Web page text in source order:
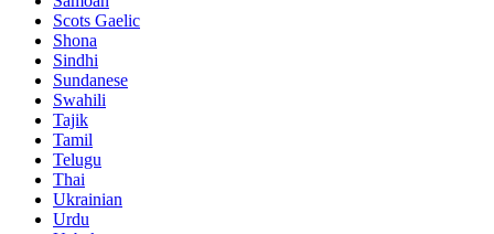
Scots Gaelic
Shona
Sindhi
Sundanese
Swahili
Tajik
Tamil
Telugu
Thai
Ukrainian
Urdu